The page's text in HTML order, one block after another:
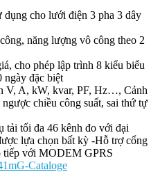
dụng cho lưới điện 3 pha 3 dây
năng lượng vô công theo 2
cho phép lập trình 8 kiểu biểu
ngày đặc biệt
V, A, kW, kvar, PF, Hz…, Cảnh
chiều công suất, sai thứ tự
tải tối đa 46 kênh đo với đại
lựa chọn bất kỳ -Hỗ trợ cổng
tiếp với MODEM GPRS
Cataloge